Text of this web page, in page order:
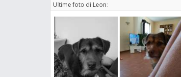
Ultime foto di Leon: